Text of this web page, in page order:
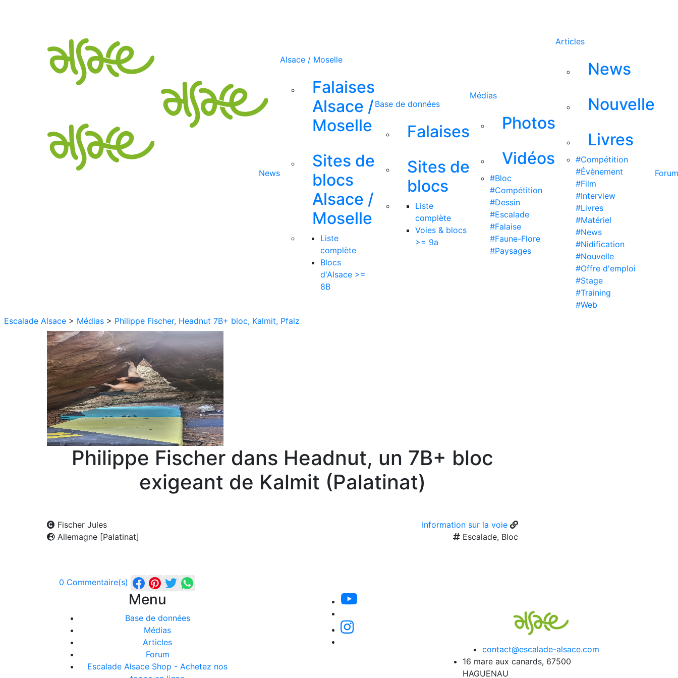
News
Alsace / Moselle
Falaises
Alsace /
Moselle
Sites de
blocs
Alsace /
Moselle
Liste
complète
Blocs
d'Alsace >=
8B
Base de données
Falaises
Sites de
blocs
Liste
complète
Voies & blocs
>= 9a
Médias
Photos
Vidéos
#Bloc
#Compétition
#Dessin
#Escalade
#Falaise
#Faune-Flore
#Paysages
Articles
News
Nouvelle
Livres
#Compétition
#Évènement
#Film
#Interview
#Livres
#Matériel
#News
#Nidification
#Nouvelle
#Offre d'emploi
#Stage
#Training
#Web
Forum
Escalade Alsace > Médias > Philippe Fischer, Headnut 7B+ bloc, Kalmit, Pfalz
Philippe Fischer dans Headnut, un 7B+ bloc
exigeant de Kalmit (Palatinat)
Fischer Jules
Information sur la voie
Allemagne [Palatinat]
Escalade, Bloc
0 Commentaire(s)
Menu
Base de données
Médias
Articles
Forum
Escalade Alsace Shop - Achetez nos
contact@escalade-alsace.com
16 mare aux canards, 67500
HAGUENAU